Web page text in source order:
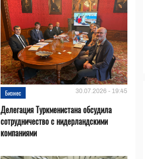
Бизнес 30.07.2026 - 19:45
Делегация Туркменистана обсудила
сотрудничество с нидерландскими
компаниями